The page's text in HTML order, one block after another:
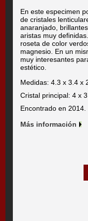
En este especimen
de cristales
anaranjado,
aristas muy
roseta de color
magnesio. En un
muy interesantes
estético.
Medidas: 4.3 x 3.4 x
Cristal principal: 4 x 3
Encontrado en 2014.
Más información